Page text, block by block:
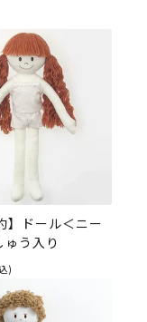
】ドール＜ニー
う入り
)